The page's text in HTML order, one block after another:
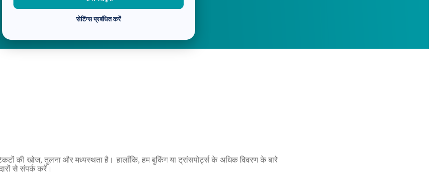
की खोज, तुलना और मध्यस्थता है। हालाँकि, हम बुकिंग या ट्रांसपोर्ट्स के अधिक विवरण के बारे
से संपर्क करें।
सेटिंग्स प्रबंधित करें